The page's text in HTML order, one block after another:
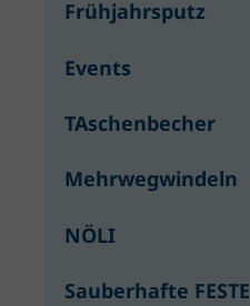
Frühjahrsputz
Events
TAschenbecher
Mehrwegwindeln
NÖLI
Sauberhafte FESTE